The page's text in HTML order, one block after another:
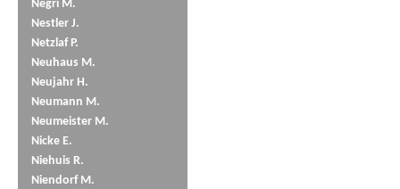
Negri M.
Nestler J.
Netzlaf P.
Neuhaus M.
Neujahr H.
Neumann M.
Neumeister M.
Nicke E.
Niehuis R.
Niendorf M.